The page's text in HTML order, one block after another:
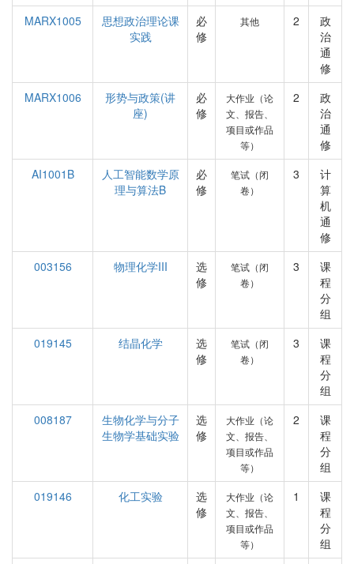
MARX1005
思想政治理论课
实践
必
修
其他 2
政
治
通
修
MARX1006
形势与政策(讲
座)
必
修
大作业（论
文、报告、
项目或作品
等）
2
政
治
通
修
AI1001B
人工智能数学原
理与算法B
必
修
笔试（闭
卷）
3
计
算
机
通
修
003156
物理化学III
选
修
笔试（闭
卷）
3
课
程
分
组
019145
结晶化学
选
修
笔试（闭
卷）
3
课
程
分
组
008187
生物化学与分子
生物学基础实验
选
修
大作业（论
文、报告、
项目或作品
等）
2
课
程
分
组
019146
化工实验
选
修
大作业（论
文、报告、
项目或作品
等）
1
课
程
分
组